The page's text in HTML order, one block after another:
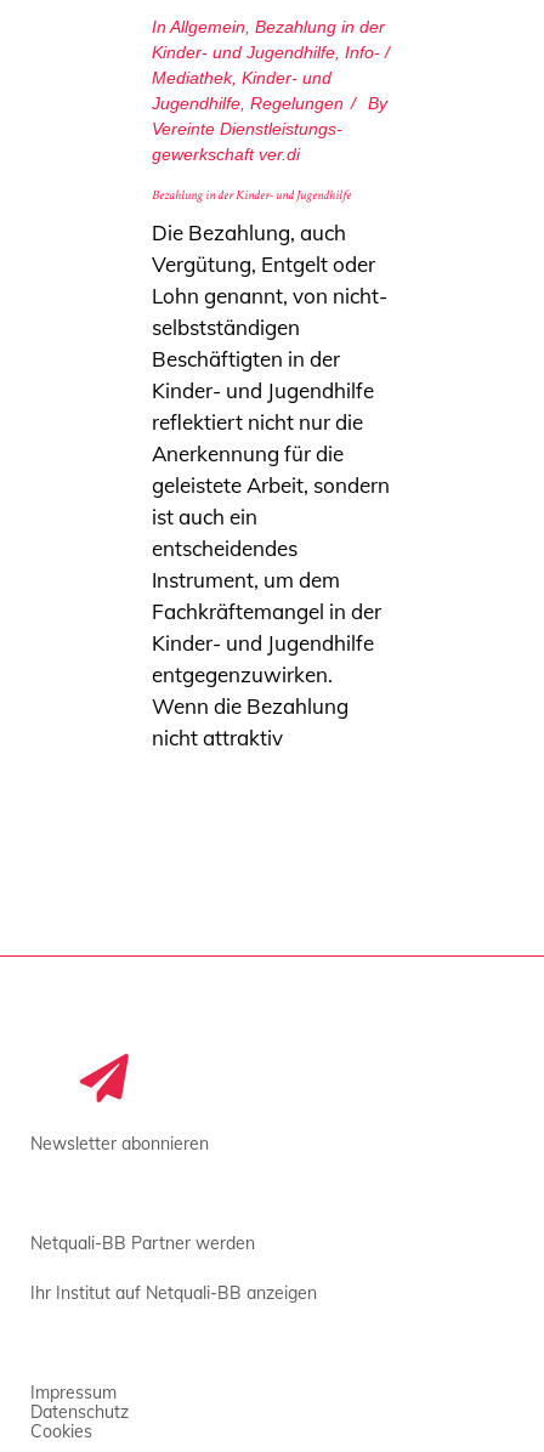
In Allgemein Bezahlung in der
Kinder- und Jugendhilfe Info- /
Mediathek, Kinder- und
Jugendhilfe Regelungen
By
Vereinte Dienstleistungs­
gewerkschaft ver.di
Bezahlung in der Kinder- und Jugendhilfe
Die Bezahlung, auch
Vergütung, Entgelt oder
Lohn genannt, von nicht-
selbstständigen
Beschäftigten in der
Kinder- und Jugendhilfe
reflektiert nicht nur die
Anerkennung für die
geleistete Arbeit, sondern
ist auch ein
entscheidendes
Instrument, um dem
Fachkräftemangel in der
Kinder- und Jugendhilfe
entgegenzuwirken.
Wenn die Bezahlung
nicht attraktiv
Newsletter abonnieren
Netquali-BB Partner werden
Ihr Institut auf Netquali-BB anzeigen
Impressum
Datenschutz
Cookies